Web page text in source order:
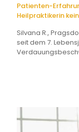
Patienten-
Heilpraktikerin
Silvana R.,
seit dem 7.